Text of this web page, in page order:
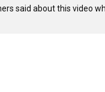
said about this video